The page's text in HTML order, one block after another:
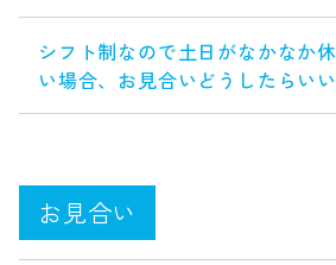
シフト制なので土日がなかなか
い場合、お見合いどうしたらい
お見合い